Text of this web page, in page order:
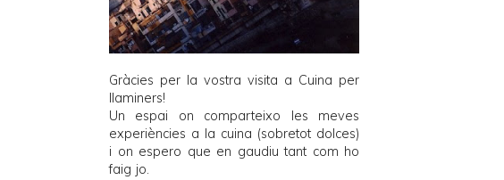
Gràcies per la vostra visita a Cuina per
llaminers!
Un espai on comparteixo les meves
experiències a la cuina (sobretot dolces)
i on espero que en gaudiu tant com ho
faig jo.